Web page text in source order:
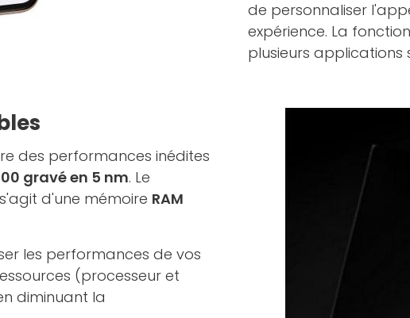
de personnaliser
expérience. La
plusieurs applications
des performances inédites
gravé en 5 nm. Le
s'agit d'une mémoire RAM
les performances de vos
(processeur et
diminuant la